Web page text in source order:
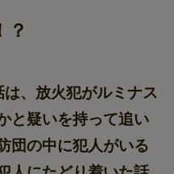
？
は、放火犯がルミナス
と疑いを持って追い
団の中に犯人がいる